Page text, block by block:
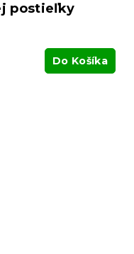
postieľky
Do Košíka